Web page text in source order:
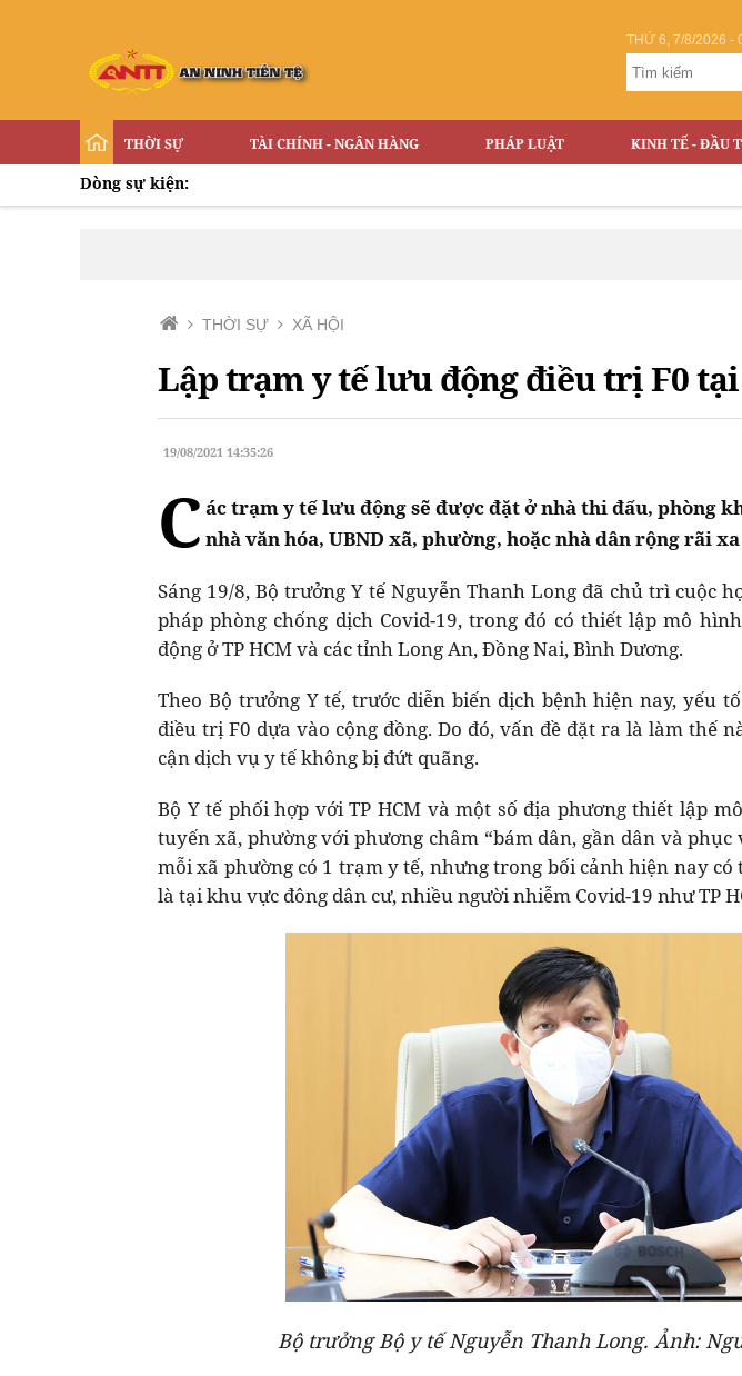
THỨ 6, 7/8/2026 -
THỜI SỰ TÀI CHÍNH - NGÂN HÀNG PHÁP LUẬT KINH TẾ - ĐẦU
Dòng sự kiện:
THỜI SỰ XÃ HỘI
Lập trạm y tế lưu động điều trị F0 tại
19/08/2021 14:35:26
C ác trạm y tế lưu động sẽ được đặt ở nhà thi đấu, phòng
nhà văn hóa, UBND xã, phường, hoặc nhà dân rộng rãi
Sáng 19/8, Bộ trưởng Y tế Nguyễn Thanh Long đã chủ trì cuộc
pháp phòng chống dịch Covid-19, trong đó có thiết lập mô
động ở TP HCM và các tỉnh Long An, Đồng Nai, Bình Dương.
Theo Bộ trưởng Y tế, trước diễn biến dịch bệnh hiện nay, yếu
điều trị F0 dựa vào cộng đồng. Do đó, vấn đề đặt ra là làm thế
cận dịch vụ y tế không bị đứt quãng.
Bộ Y tế phối hợp với TP HCM và một số địa phương thiết lập
tuyến xã, phường với phương châm “bám dân, gần dân và phục
mỗi xã phường có 1 trạm y tế, nhưng trong bối cảnh hiện nay
là tại khu vực đông dân cư, nhiều người nhiễm Covid-19 như TP
Bộ trưởng Bộ y tế Nguyễn Thanh Long. Ảnh: